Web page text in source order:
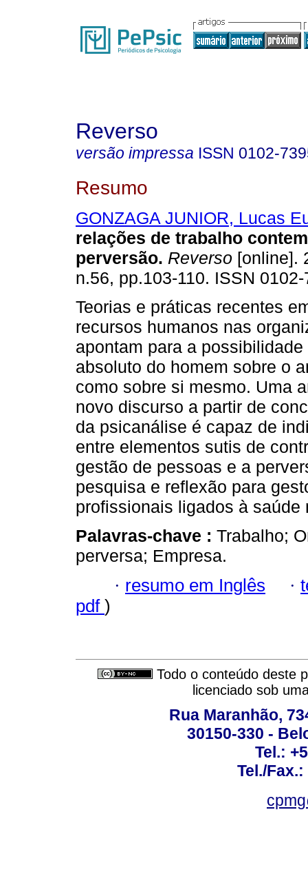
Reverso
versão impressa ISSN 0102-
Resumo
GONZAGA JUNIOR, Lucas
relações de trabalho
perversão. Reverso [online].
n.56, pp.103-110. ISSN
Teorias e práticas recentes
recursos humanos nas
apontam para a
absoluto do homem sobre o
como sobre si mesmo. Uma
novo discurso a partir de
da psicanálise é capaz de
entre elementos sutis de
gestão de pessoas e a
pesquisa e reflexão para
profissionais ligados à saúde
Palavras-chave : Trabalho;
perversa; Empresa.
· resumo em Inglês ·
pdf )
Todo o conteúdo deste
licenciado sob
Rua Maranhão,
30150-330 -
Tel.:
Tel./Fax.: